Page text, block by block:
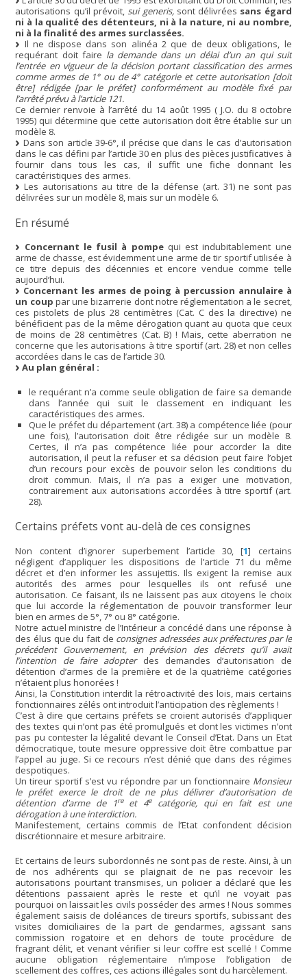
autorisations qu’il prévoit,sui generis,sont délivrées sans égard
ni à la qualité des détenteurs, ni à la nature, ni au nombre,
ni à la finalité des armes surclassées.
Il ne dispose dans son alinéa 2 que de deux obligations, le
requérant doit faire la demande dans un délai d’un an qui suit
l’entrée en vigueur de la décision portant classification des armes
comme armes de 1° ou de 4° catégorie et cette autorisation [doit
être] rédigée [par le préfet] conformément au modèle fixé par
l’arrêté prévu à l’article 121.
Ce dernier renvoie à l’arrêté du 14 août 1995 ( J.O. du 8 octobre
1995) qui détermine que cette autorisation doit être établie sur un
modèle 8.
Dans son article 39-6°, il précise que dans le cas d’autorisation
dans le cas défini par l’article 30 en plus des pièces justificatives à
fournir dans tous les cas, il suffit une fiche donnant les
caractéristiques des armes.
Les autorisations au titre de la défense (art. 31) ne sont pas
délivrées sur un modèle 8, mais sur un modèle 6.
En résumé
Concernant le fusil à pompequi est indubitablement une
arme de chasse, est évidemment une arme de tir sportif utilisée à
ce titre depuis des décennies et encore vendue comme telle
aujourd’hui.
Concernant les armes de poing à percussion annulaire à
un coup par une bizarrerie dont notre réglementation a le secret,
ces pistolets de plus 28 centimètres (Cat. C des la directive) ne
bénéficient pas de la même dérogation quant au quota que ceux
de moins de 28 centimètres (Cat. B) ! Mais, cette aberration ne
concerne que les autorisations à titre sportif (art. 28) et non celles
accordées dans le cas de l’article 30.
Au plan général :
le requérant n’a comme seule obligation de faire sa demande
dans l’année qui suit le classement en indiquant les
caractéristiques des armes.
Que le préfet du département (art. 38) a compétence liée (pour
une fois), l’autorisation doit être rédigée sur un modèle 8.
Certes, il n’a pas compétence liée pour accorder la dite
autorisation, il peut la refuser et sa décision peut faire l’objet
d’un recours pour excès de pouvoir selon les conditions du
droit commun. Mais, il n’a pas a exiger une motivation,
contrairement aux autorisations accordées à titre sportif (art.
28).
Certains préfets vont au-delà de ces consignes
Non content d’ignorer superbement l’article 30,[1] certains
négligent d’appliquer les dispositions de l’article 71 du même
décret et d’en informer les assujettis. Ils exigent la remise aux
autorités des armes pour lesquelles ils ont refusé une
autorisation. Ce faisant, ils ne laissent pas aux citoyens le choix
que lui accorde la réglementation de pouvoir transformer leur
bien en armes de 5°, 7° ou 8° catégorie.
Notre actuel ministre de l’Intérieur a concédé dans une réponse à
des élus que du fait de consignes adressées aux préfectures par le
précédent Gouvernement, en prévision des décrets qu’il avait
l’intention de faire adopterdes demandes d’autorisation de
détention d’armes de la première et de la quatrième catégories
n’étaient plus honorées !
Ainsi, la Constitution interdit la rétroactivité des lois, mais certains
fonctionnaires zélés ont introduit l’anticipation des règlements !
C’est à dire que certains préfets se croient autorisés d’appliquer
des textes qui n’ont pas été promulgués et dont les victimes n’ont
pas pu contester la légalité devant le Conseil d’Etat. Dans un Etat
démocratique, toute mesure oppressive doit être combattue par
l’appel au juge. Si ce recours n’est dénié que dans des régimes
despotiques.
Un tireur sportif s’est vu répondre par un fonctionnaire Monsieur
le préfet exerce le droit de ne plus délivrer d’autorisation de
détention d’arme de 1reet 4ecatégorie, qui en fait est une
dérogation à une interdiction.
Manifestement, certains commis de l’Etat confondent décision
discrétionnaire et mesure arbitraire.
Et certains de leurs subordonnés ne sont pas de reste. Ainsi, à un
de nos adhérents qui se plaignait de ne pas recevoir les
autorisations pourtant transmises, un policier a déclaré que les
détentions passaient après le reste et qu’il ne voyait pas
pourquoi on laissait les civils posséder des armes ! Nous sommes
également saisis de doléances de tireurs sportifs, subissant des
visites domiciliaires de la part de gendarmes, agissant sans
commission rogatoire et en dehors de toute procédure de
fragrant délit, et venant vérifier si leur coffre est scellé ! Comme
aucune obligation réglementaire n’impose l’obligation de
scellement des coffres, ces actions illégales sont du harcèlement.